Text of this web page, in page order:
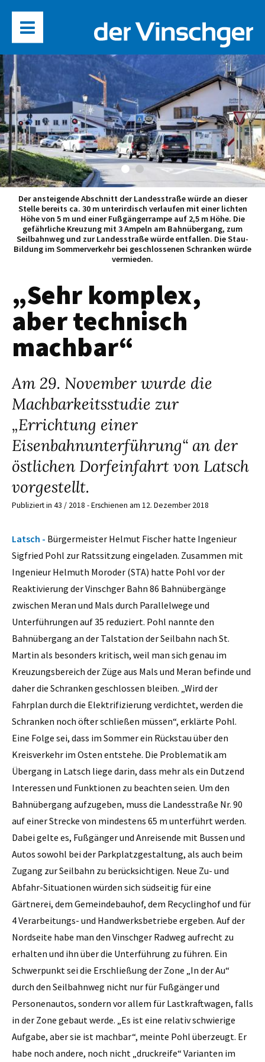
Der ansteigende Abschnitt der Landesstraße würde an dieser
Stelle bereits ca. 30 m unterirdisch verlaufen mit einer lichten
Höhe von 5 m und einer Fußgängerrampe auf 2,5 m Höhe. Die
gefährliche Kreuzung mit 3 Ampeln am Bahnübergang, zum
Seilbahnweg und zur Landesstraße würde entfallen. Die Stau-
Bildung im Sommerverkehr bei geschlossenen Schranken würde
vermieden.
„Sehr komplex,
aber technisch
machbar“
Am 29. November wurde die
Machbarkeitsstudie zur
„Errichtung einer
Eisenbahnunterführung“ an der
östlichen Dorfeinfahrt von Latsch
vorgestellt.
Publiziert in 43 / 2018 - Erschienen am 12. Dezember 2018
Latsch - Bürgermeister Helmut Fischer hatte Ingenieur
Sigfried Pohl zur Ratssitzung eingeladen. Zusammen mit
Ingenieur Helmuth Moroder (STA) hatte Pohl vor der
Reaktivierung der Vinschger Bahn 86 Bahnübergänge
zwischen Meran und Mals durch Parallelwege und
Unterführungen auf 35 reduziert. Pohl nannte den
Bahnübergang an der Talstation der Seilbahn nach St.
Martin als besonders kritisch, weil man sich genau im
Kreuzungsbereich der Züge aus Mals und Meran befinde und
daher die Schranken geschlossen bleiben. „Wird der
Fahrplan durch die Elektrifizierung verdichtet, werden die
Schranken noch öfter schließen müssen“, erklärte Pohl.
Eine Folge sei, dass im Sommer ein Rückstau über den
Kreisverkehr im Osten entstehe. Die Problematik am
Übergang in Latsch liege darin, dass mehr als ein Dutzend
Interessen und Funktionen zu beachten seien. Um den
Bahnübergang aufzugeben, muss die Landesstraße Nr. 90
auf einer Strecke von mindestens 65 m unterführt werden.
Dabei gelte es, Fußgänger und Anreisende mit Bussen und
Autos sowohl bei der Parkplatzgestaltung, als auch beim
Zugang zur Seilbahn zu berücksichtigen. Neue Zu- und
Abfahr-Situationen würden sich südseitig für eine
Gärtnerei, dem Gemeindebauhof, dem Recyclinghof und für
4 Verarbeitungs- und Handwerksbetriebe ergeben. Auf der
Nordseite habe man den Vinschger Radweg aufrecht zu
erhalten und ihn über die Unterführung zu führen. Ein
Schwerpunkt sei die Erschließung der Zone „In der Au“
durch den Seilbahnweg nicht nur für Fußgänger und
Personenautos, sondern vor allem für Lastkraftwagen, falls
in der Zone gebaut werde. „Es ist eine relativ schwierige
Aufgabe, aber sie ist machbar“, meinte Pohl überzeugt. Er
habe noch andere, noch nicht „druckreife“ Varianten im